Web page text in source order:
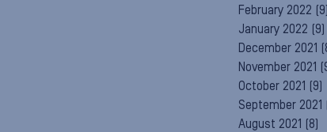
February 2022 (9)
January 2022 (9)
December 2021
November 2021
October 2021 (9)
September 2021
August 2021 (8)